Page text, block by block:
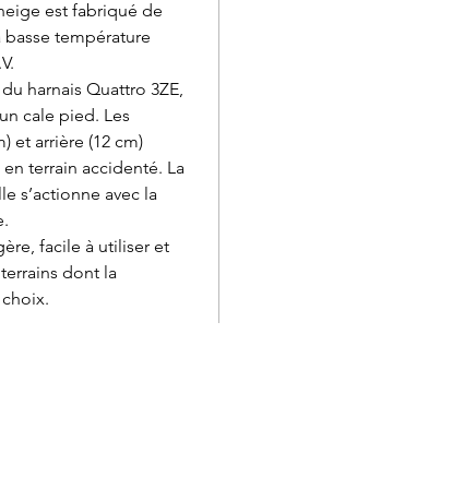
est fabriqué de
température
harnais Quattro 3ZE,
cale pied. Les
et arrière (12 cm)
terrain accidenté. La
s’actionne avec la
facile à utiliser et
dont la